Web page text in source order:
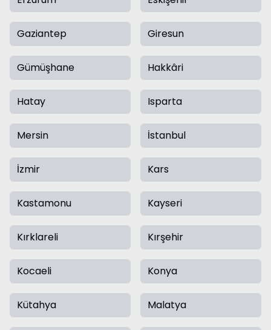
Gaziantep Giresun
Gümüşhane Hakkâri
Hatay Isparta
Mersin İstanbul
İzmir Kars
Kastamonu Kayseri
Kırklareli Kırşehir
Kocaeli Konya
Kütahya Malatya